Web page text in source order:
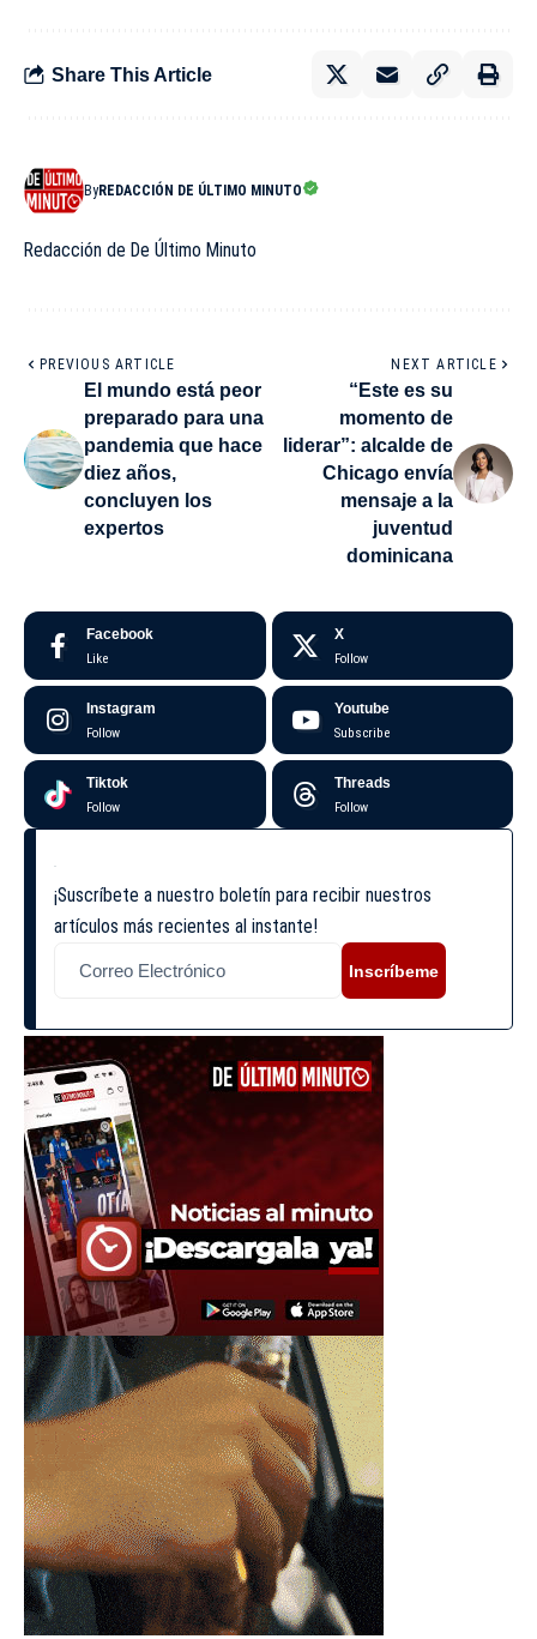
Share This Article
ByREDACCIÓN DE ÚLTIMO MINUTO
Redacción de De Último Minuto
PREVIOUS ARTICLE
El mundo está peor
preparado para una
pandemia que hace
diez años,
concluyen los
expertos
NEXT ARTICLE
“Este es su
momento de
liderar”: alcalde de
Chicago envía
mensaje a la
juventud
dominicana
Facebook
Like
X
Follow
Instagram
Follow
Youtube
Subscribe
Tiktok
Follow
Threads
Follow
¡Suscríbete a nuestro boletín para recibir nuestros
artículos más recientes al instante!
Inscríbeme